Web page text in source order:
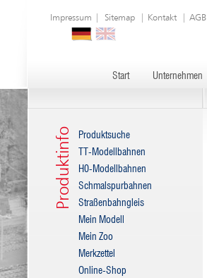
Impressum Sitemap Kontakt AGB
Start Unternehmen
Produktinfo
Produktsuche
TT-Modellbahnen
H0-Modellbahnen
Schmalspurbahnen
Straßenbahngleis
Mein Modell
Mein Zoo
Merkzettel
Online-Shop